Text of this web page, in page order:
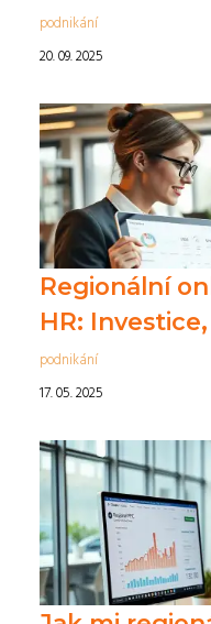
podnikání
20. 09. 2025
Regionální
HR:
podnikání
17. 05. 2025